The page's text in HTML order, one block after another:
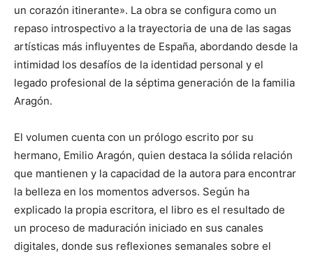
un corazón itinerante». La obra se configura como un
repaso introspectivo a la trayectoria de una de las sagas
artísticas más influyentes de España, abordando desde la
intimidad los desafíos de la identidad personal y el
legado profesional de la séptima generación de la familia
Aragón.
El volumen cuenta con un prólogo escrito por su
hermano, Emilio Aragón, quien destaca la sólida relación
que mantienen y la capacidad de la autora para encontrar
la belleza en los momentos adversos. Según ha
explicado la propia escritora, el libro es el resultado de
un proceso de maduración iniciado en sus canales
digitales, donde sus reflexiones semanales sobre el